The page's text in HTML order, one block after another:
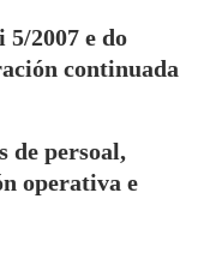
2007 e do
continuada
de persoal,
operativa e